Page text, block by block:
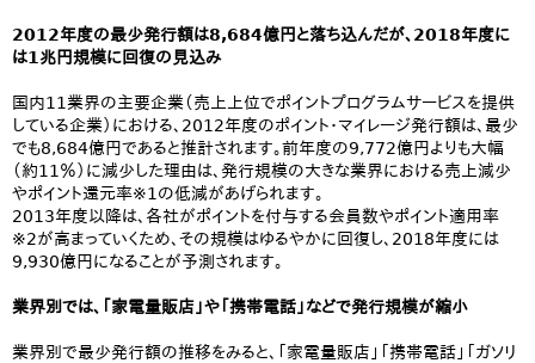
2012年度の最少発行額は8,684億円と落ち込んだが、2018年度に
は1兆円規模に回復の見込み
国内11業界の主要企業（売上上位でポイントプログラムサービスを提供
している企業）における、2012年度のポイント・マイレージ発行額は、最少
でも8,684億円であると推計されます。前年度の9,772億円よりも大幅
（約11％）に減少した理由は、発行規模の大きな業界における売上減少
やポイント還元率※1の低減があげられます。
2013年度以降は、各社がポイントを付与する会員数やポイント適用率
※2が高まっていくため、その規模はゆるやかに回復し、2018年度には
9,930億円になることが予測されます。
業界別では、「家電量販店」や「携帯電話」などで発行規模が縮小
業界別で最少発行額の推移をみると、「家電量販店」「携帯電話」「ガソリ